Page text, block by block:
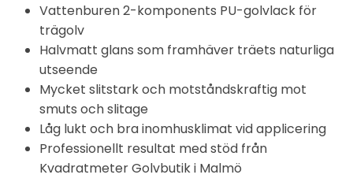
Vattenburen 2-komponents PU-golvlack för
trägolv
Halvmatt glans som framhäver träets naturliga
utseende
Mycket slitstark och motståndskraftig mot
smuts och slitage
Låg lukt och bra inomhusklimat vid applicering
Professionellt resultat med stöd från
Kvadratmeter Golvbutik i Malmö